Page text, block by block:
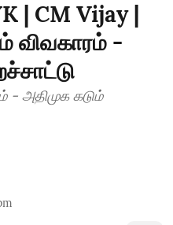
| CM Vijay |
விவகாரம் -
- அதிமுக கடும்